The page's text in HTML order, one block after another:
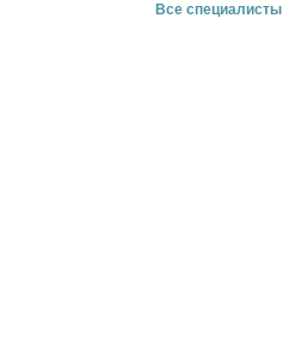
Все специалисты